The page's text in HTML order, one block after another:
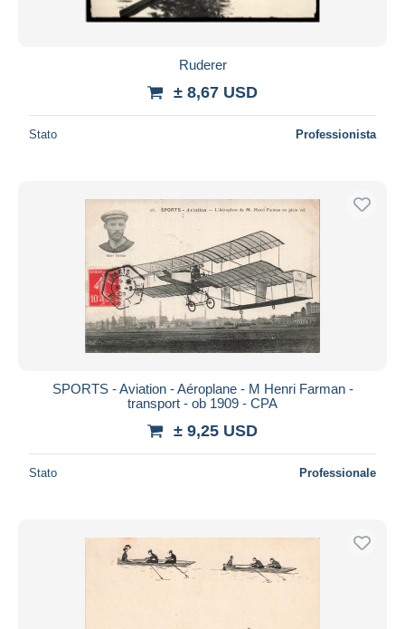
Ruderer
± 8,67 USD
Stato Professionista
SPORTS - Aviation - Aéroplane - M Henri Farman -
transport - ob 1909 - CPA
± 9,25 USD
Stato Professionale